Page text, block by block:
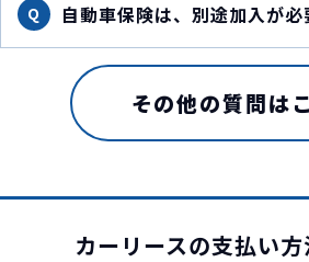
Q 自動車保険は、別途加入が必
その他の質問は
カーリースの支払い